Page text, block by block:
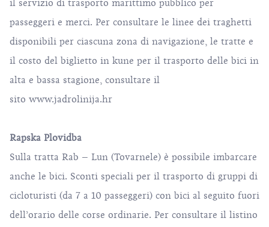
il servizio di trasporto marittimo pubblico per
passeggeri e merci. Per consultare le linee dei traghetti
disponibili per ciascuna zona di navigazione, le tratte e
il costo del biglietto in kune per il trasporto delle bici in
alta e bassa stagione, consultare il
sito www.jadrolinija.hr
Rapska Plovidba
Sulla tratta Rab – Lun (Tovarnele) è possibile imbarcare
anche le bici. Sconti speciali per il trasporto di gruppi di
cicloturisti (da 7 a 10 passeggeri) con bici al seguito fuori
dell’orario delle corse ordinarie. Per consultare il listino